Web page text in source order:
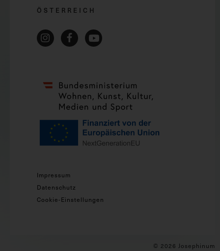
ÖSTERREICH
Impressum
Datenschutz
Cookie-Einstellungen
© 2026 Josephinum